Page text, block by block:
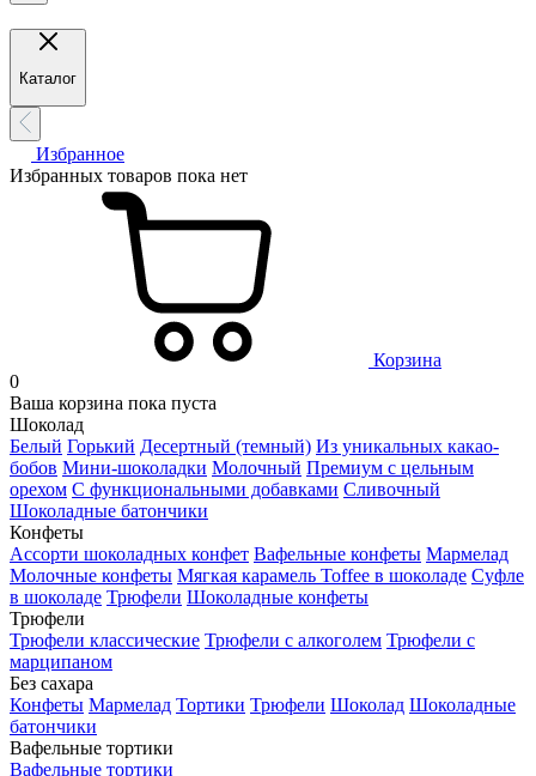
Каталог
Избранное
Избранных товаров пока нет
Корзина
0
Ваша корзина пока пуста
Шоколад
Белый Горький Десертный (темный) Из уникальных какао-
бобов Мини-шоколадки Молочный Премиум с цельным
орехом С функциональными добавками Сливочный
Шоколадные батончики
Конфеты
Ассорти шоколадных конфет Вафельные конфеты Мармелад
Молочные конфеты Мягкая карамель Toffee в шоколаде Суфле
в шоколаде Трюфели Шоколадные конфеты
Трюфели
Трюфели классические Трюфели с алкоголем Трюфели с
марципаном
Без сахара
Конфеты Мармелад Тортики Трюфели Шоколад Шоколадные
батончики
Вафельные тортики
Вафельные тортики